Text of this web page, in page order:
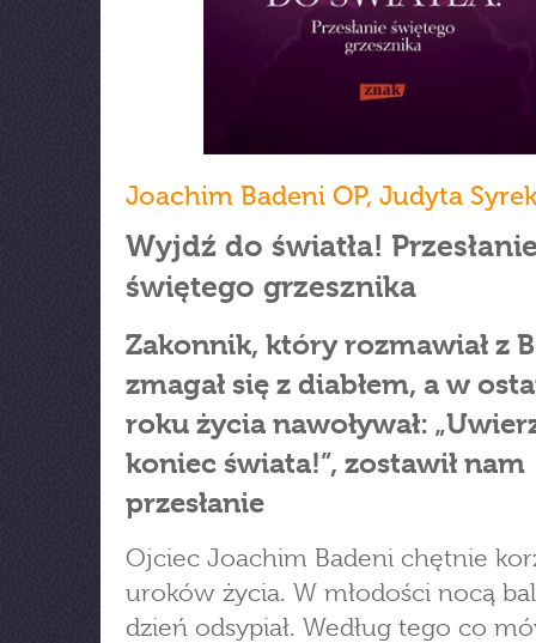
Joachim Badeni OP, Judyta
Wyjdź do światła!
świętego grzesznika
Zakonnik, który rozmawiał z
zmagał się z diabłem, a w
roku życia nawoływał:
koniec świata!”, zostawił nam
przesłanie
Ojciec Joachim Badeni chętnie
uroków życia. W młodości nocą
dzień odsypiał. Według tego co